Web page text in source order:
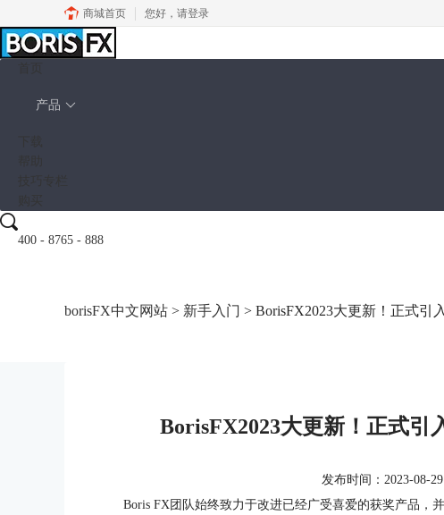
商城首页 您好， 请登录
产品
400 - 8765 - 888
borisFX中文网站 > 新手入门 > BorisFX2023大更新！正式引
BorisFX2023大更新！正式引
发布时间：2023-08-
Boris FX团队始终致力于改进已经广受喜爱的获奖产品，